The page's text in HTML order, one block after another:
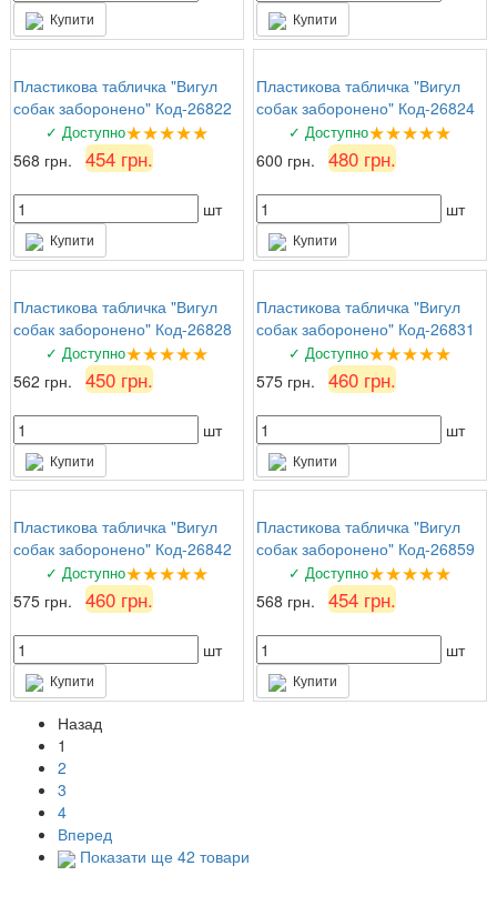
Купити Купити
Пластикова табличка "Вигул
собак заборонено" Код-26822
✓ Доступно★★★★★
568 грн. 454 грн.
шт
Купити
Пластикова табличка "Вигул
собак заборонено" Код-26824
✓ Доступно★★★★★
600 грн. 480 грн.
шт
Купити
Пластикова табличка "Вигул
собак заборонено" Код-26828
✓ Доступно★★★★★
562 грн. 450 грн.
шт
Купити
Пластикова табличка "Вигул
собак заборонено" Код-26831
✓ Доступно★★★★★
575 грн. 460 грн.
шт
Купити
Пластикова табличка "Вигул
собак заборонено" Код-26842
✓ Доступно★★★★★
575 грн. 460 грн.
шт
Купити
Пластикова табличка "Вигул
собак заборонено" Код-26859
✓ Доступно★★★★★
568 грн. 454 грн.
шт
Купити
Назад
1
2
3
4
Вперед
Показати ще 42 товари